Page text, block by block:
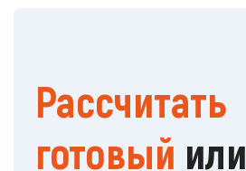
Рассчитать
готовый или